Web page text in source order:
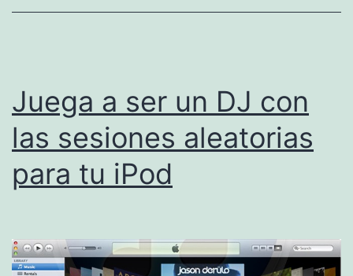
de
tu
iPod
Juega a ser un DJ con
las sesiones aleatorias
para tu iPod